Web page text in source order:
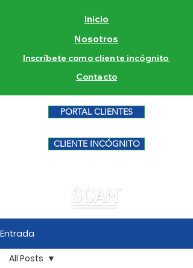
Inicio
Nosotros
Inscríbete como cliente incógnito
Contacto
PORTAL CLIENTES
CLIENTE INCÓGNITO
Entrada
All Posts